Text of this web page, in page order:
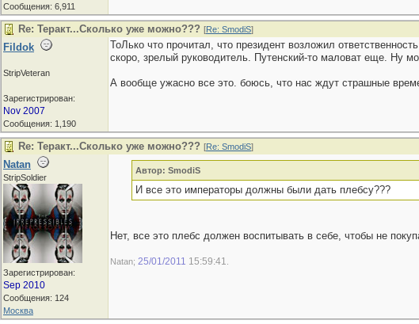
Сообщения: 6,911
Re: Теракт...Сколько уже можно??? [Re: SmodiS]
Fildok
StripVeteran
Зарегистрирован:
Nov 2007
Сообщения: 1,190
ТоЛько что прочитал, что президент возложил
скоро, зрелый руководитель. Путенский-то маловат еще. Ну
А вообще ужасно все это. боюсь, что нас ждут страшные
Re: Теракт...Сколько уже можно??? [Re: SmodiS]
Natan
StripSoldier
Зарегистрирован:
Sep 2010
Сообщения: 124
Москва
Автор: SmodiS
И все это императоры должны были дать плебсу???
Нет, все это плебс должен воспитывать в себе, чтобы не
Natan; 25/01/2011 15:59:41